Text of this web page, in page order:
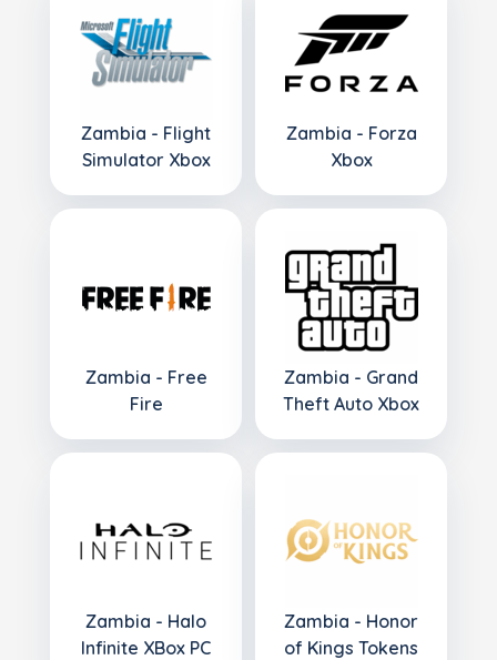
Zambia - Flight
Simulator Xbox
Zambia - Forza
Xbox
Zambia - Free
Fire
Zambia - Grand
Theft Auto Xbox
Zambia - Halo
Infinite XBox PC
Zambia - Honor
of Kings Tokens